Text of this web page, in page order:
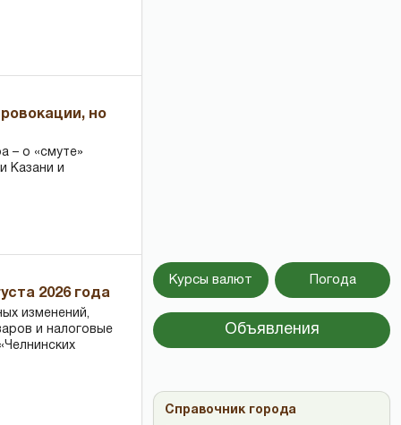
но
– о «смуте»
Казани и
2026 года
изменений,
и налоговые
Курсы валют Погода
Объявления
Справочник города